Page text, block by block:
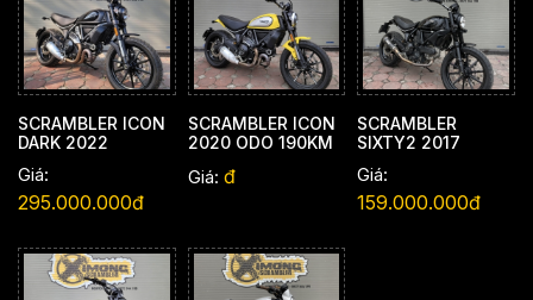
SCRAMBLER ICON
DARK 2022
Giá:
295.000.000đ
SCRAMBLER ICON
2020 ODO 190KM
Giá: đ
SCRAMBLER
SIXTY2 2017
Giá:
159.000.000đ